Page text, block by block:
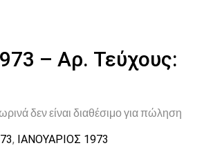
– Αρ. Τεύχους:
δεν είναι διαθέσιμο για πώληση
, ΙΑΝΟΥΑΡΙΟΣ 1973